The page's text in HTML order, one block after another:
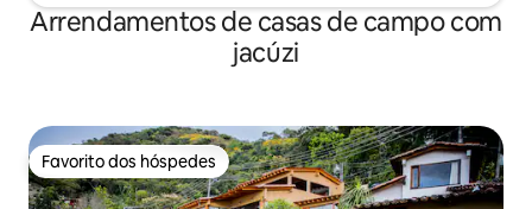
Arrendamentos de casas de campo com
jacúzi
Favorito dos hóspedes
Favorito dos hóspedes